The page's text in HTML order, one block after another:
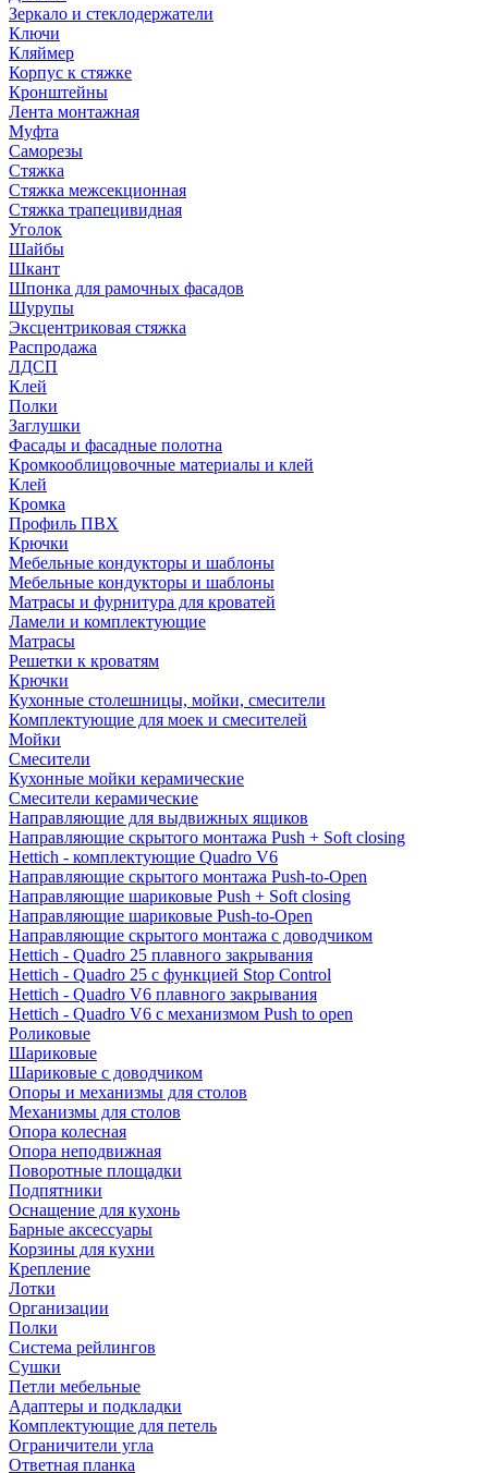
Зеркало и стеклодержатели
Ключи
Кляймер
Корпус к стяжке
Кронштейны
Лента монтажная
Муфта
Саморезы
Стяжка
Стяжка межсекционная
Стяжка трапецивидная
Уголок
Шайбы
Шкант
Шпонка для рамочных фасадов
Шурупы
Эксцентриковая стяжка
Распродажа
ЛДСП
Клей
Полки
Заглушки
Фасады и фасадные полотна
Кромкооблицовочные материалы и клей
Клей
Кромка
Профиль ПВХ
Крючки
Мебельные кондукторы и шаблоны
Мебельные кондукторы и шаблоны
Матрасы и фурнитура для кроватей
Ламели и комплектующие
Матрасы
Решетки к кроватям
Крючки
Кухонные столешницы, мойки, смесители
Комплектующие для моек и смесителей
Мойки
Смесители
Кухонные мойки керамические
Смесители керамические
Направляющие для выдвижных ящиков
Направляющие скрытого монтажа Push + Soft closing
Hettich - комплектующие Quadro V6
Направляющие скрытого монтажа Push-to-Open
Направляющие шариковые Push + Soft closing
Направляющие шариковые Push-to-Open
Направляющие скрытого монтажа с доводчиком
Hettich - Quadro 25 плавного закрывания
Hettich - Quadro 25 с функцией Stop Control
Hettich - Quadro V6 плавного закрывания
Hettich - Quadro V6 с механизмом Push to open
Роликовые
Шариковые
Шариковые с доводчиком
Опоры и механизмы для столов
Механизмы для столов
Опора колесная
Опора неподвижная
Поворотные площадки
Подпятники
Оснащение для кухонь
Барные аксессуары
Корзины для кухни
Крепление
Лотки
Организации
Полки
Система рейлингов
Сушки
Петли мебельные
Адаптеры и подкладки
Комплектующие для петель
Ограничители угла
Ответная планка